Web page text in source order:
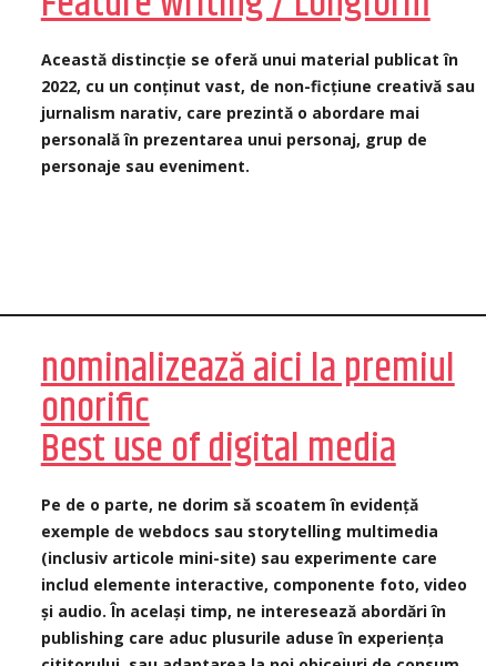
Această distincție se oferă unui material publicat în
2022, cu un conținut vast, de non-ficțiune creativă sau
jurnalism narativ, care prezintă o abordare mai
personală în prezentarea unui personaj, grup de
personaje sau eveniment.
nominalizează aici la premiul
onorific
Best use of digital media
Pe de o parte, ne dorim să scoatem în evidență
exemple de webdocs sau storytelling multimedia
(inclusiv articole mini-site) sau experimente care
includ elemente interactive, componente foto, video
și audio. În același timp, ne interesează abordări în
publishing care aduc plusurile aduse în experiența